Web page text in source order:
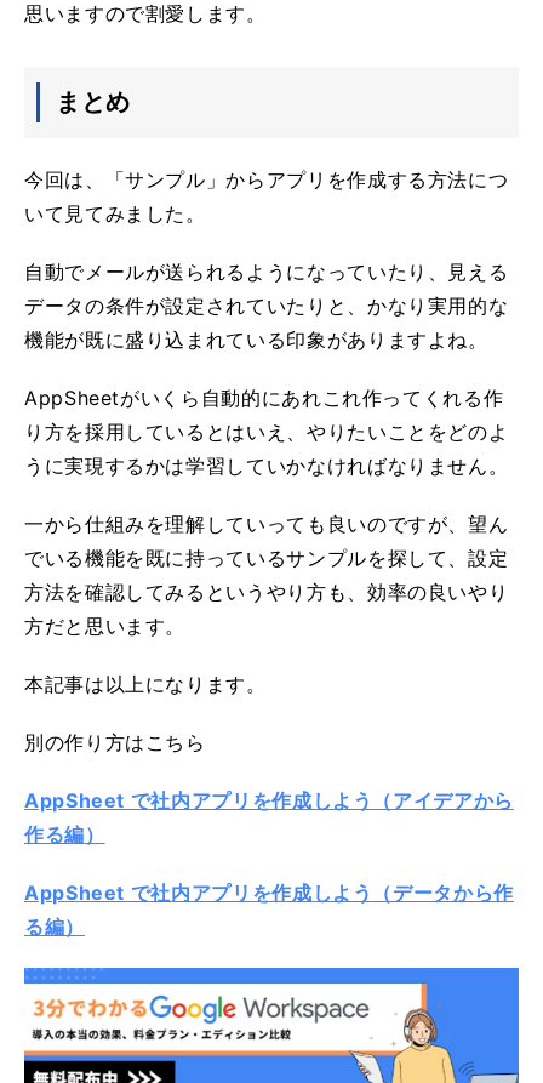
思いますので割愛します。
まとめ
今回は、「サンプル」からアプリを作成する方法につ
いて見てみました。
自動でメールが送られるようになっていたり、見える
データの条件が設定されていたりと、かなり実用的な
機能が既に盛り込まれている印象がありますよね。
AppSheetがいくら自動的にあれこれ作ってくれる作
り方を採用しているとはいえ、やりたいことをどのよ
うに実現するかは学習していかなければなりません。
一から仕組みを理解していっても良いのですが、望ん
でいる機能を既に持っているサンプルを探して、設定
方法を確認してみるというやり方も、効率の良いやり
方だと思います。
本記事は以上になります。
別の作り方はこちら
AppSheet で社内アプリを作成しよう（アイデアから
作る編）
AppSheet で社内アプリを作成しよう（データから作
る編）